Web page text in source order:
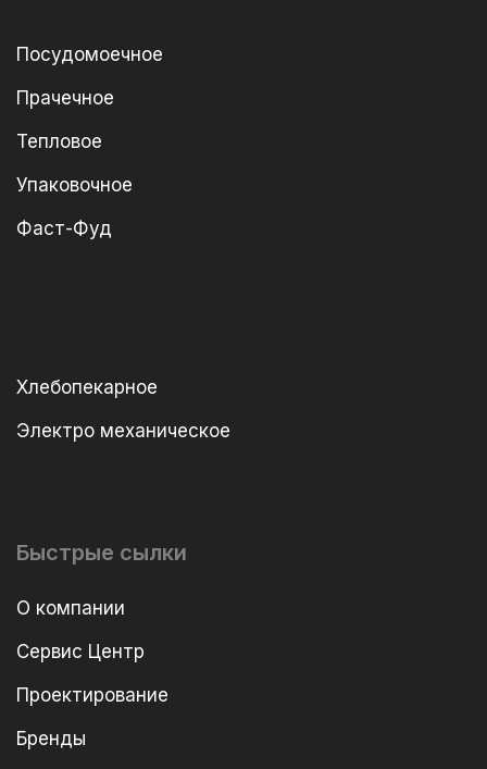
Посудомоечное
Прачечное
Тепловое
Упаковочное
Фаст-Фуд
Хлебопекарное
Электро механическое
Быстрые сылки
О компании
Сервис Центр
Проектирование
Бренды